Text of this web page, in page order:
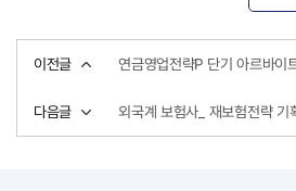
이전글
다음글